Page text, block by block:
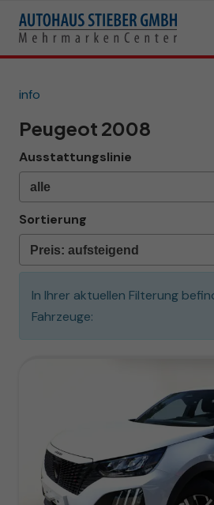
info
Peugeot 2008
Ausstattungslinie
Sortierung
In Ihrer aktuellen Filterung
Fahrzeuge: